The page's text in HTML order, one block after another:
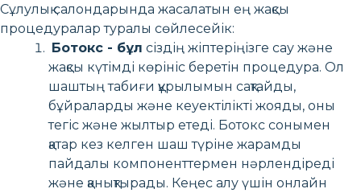
Сұлулық салондарында жасалатын ең жақсы
процедуралар туралы сөйлесейік:
Ботокс - бұл сіздің жіптеріңізге сау және
жақсы күтімді көрініс беретін процедура. Ол
шаштың табиғи құрылымын сақтайды,
бұйраларды және кеуектілікті жояды, оны
тегіс және жылтыр етеді. Ботокс сонымен
қатар кез келген шаш түріне жарамды
пайдалы компоненттермен нәрлендіреді
және қанықтырады. Кеңес алу үшін онлайн